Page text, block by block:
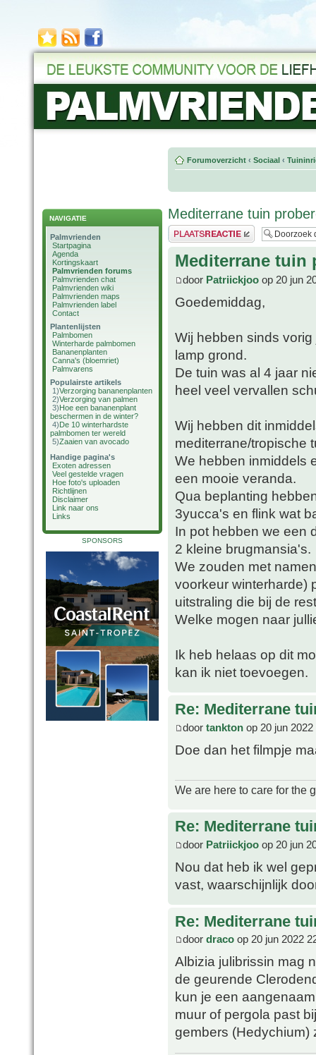
NAVIGATIE
Palmvrienden
Startpagina
Agenda
Kortingskaart
Palmvrienden forums
Palmvrienden chat
Palmvrienden wiki
Palmvrienden maps
Palmvrienden label
Contact
Plantenlijsten
Palmbomen
Winterharde palmbomen
Bananenplanten
Canna's (bloemriet)
Palmvarens
Populairste artikels
1)Verzorging bananenplanten
2)Verzorging van palmen
3)Hoe een bananenplant
beschermen in de winter?
4)De 10 winterhardste
palmbomen ter wereld
5)Zaaien van avocado
Handige pagina's
Exoten adressen
Veel gestelde vragen
Hoe foto's uploaden
Richtlijnen
Disclaimer
Link naar ons
Links
SPONSORS
Forumoverzicht ‹ Sociaal ‹
Mediterrane tuin
Plaats een reactie
Mediterrane tuin
door Patriickjoo op 20 jun
Goedemiddag,
Wij hebben sinds
lamp grond.
De tuin was al 4 jaar
heel veel vervallen
Wij hebben dit
mediterrane/tropische
We hebben inmiddels
een mooie veranda.
Qua beplanting
3yucca's en flink wat
In pot hebben we een
2 kleine brugmansia's.
We zouden met
voorkeur winterharde)
uitstraling die bij de
Welke mogen naar
Ik heb helaas op dit
kan ik niet toevoegen.
Re: Mediterrane
door tankton op 20 jun 2022
Doe dan het filmpje
We are here to care for the
Re: Mediterrane
door Patriickjoo op 20 jun
Nou dat heb ik wel
vast, waarschijnlijk
Re: Mediterrane
door draco op 20 jun 2022
Albizia julibrissin mag
de geurende
kun je een
muur of pergola past
gembers (Hedychium)